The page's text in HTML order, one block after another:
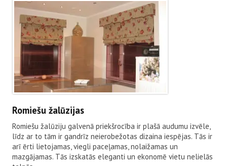
Romiešu žalūzijas
Romiešu žalūziju galvenā priekšrocība ir plašā audumu izvēle,
līdz ar to tām ir gandrīz neierobežotas dizaina iespējas. Tās ir
arī ērti lietojamas, viegli paceļamas, nolaižamas un
mazgājamas. Tās izskatās eleganti un ekonomē vietu nelielās